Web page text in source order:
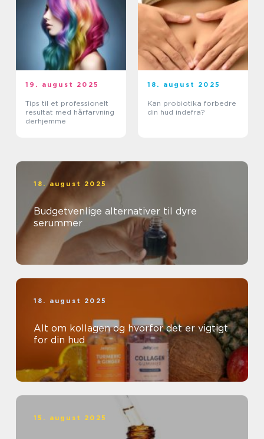
19. august 2025
Tips til et professionelt
resultat med hårfarvning
derhjemme
18. august 2025
Kan probiotika forbedre
din hud indefra?
18. august 2025
Budgetvenlige alternativer til dyre
serummer
18. august 2025
Alt om kollagen og hvorfor det er vigtigt
for din hud
15. august 2025